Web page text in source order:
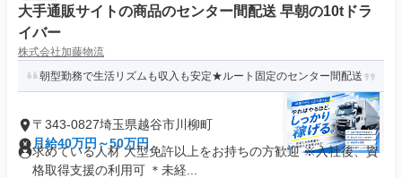
大手通販サイトの商品のセンター間配送 早朝の10tドラ
イバー
株式会社加藤物流
朝型勤務で生活リズムも収入も安定★ルート固定のセンター間配送
〒343-0827埼玉県越谷市川柳町
月給40万円～50万円
求めている人材 大型免許以上をお持ちの方歓迎 ※入社後、資
格取得支援の利用可 ＊未経...